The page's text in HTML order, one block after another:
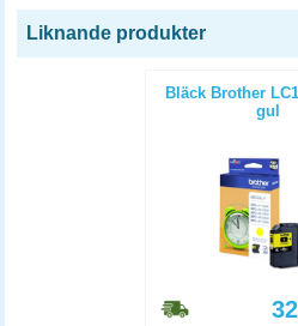
Liknande produkter
Bläck Brother
gul